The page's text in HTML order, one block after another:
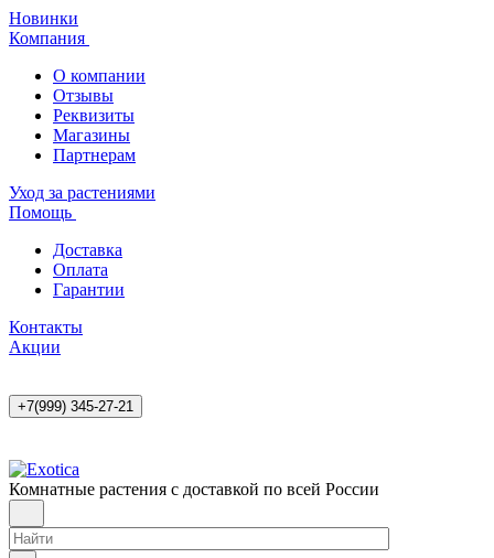
Новинки
Компания
О компании
Отзывы
Реквизиты
Магазины
Партнерам
Уход за растениями
Помощь
Доставка
Оплата
Гарантии
Контакты
Акции
+7(999) 345-27-21
Комнатные растения с доставкой по всей России